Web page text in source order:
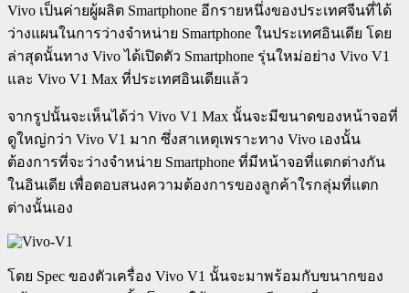
Vivo เป็นค่ายผู้ผลิต Smartphone อีกรายหนึ่งของประเทศจีนที่ได้
ว่างแผนในการว่างจำหน่าย Smartphone ในประเทศอินเดีย โดย
ล่าสุดนั้นทาง Vivo ได้เปิดตัว Smartphone รุ่นใหม่อย่าง Vivo V1
และ Vivo V1 Max ที่ประเทศอินเดียแล้ว
จากรูปนั้นจะเห็นได้ว่า Vivo V1 Max นั้นจะมีขนาดของหน้าจอที่
ดูใหญ่กว่า Vivo V1 มาก ซึ่งสาเหตุเพราะทาง Vivo เองนั้น
ต้องการที่จะว่างจำหน่าย Smartphone ที่มีหน้าจอที่แตกต่างกัน
ในอินเดีย เพื่อตอบสนงความต้องการของลูกค้าใรกลุ่มที่แตก
ต่างนั้นเอง
โดย Spec ของตัวเครื่อง Vivo V1 นั้นจะมาพร้อมกับขนากของ